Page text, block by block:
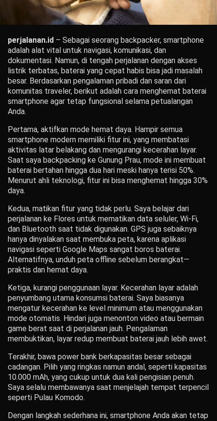
perjalanan.id – Sebagai seorang backpacker, smartphone
adalah alat vital untuk navigasi, komunikasi, dan
dokumentasi. Namun, di tengah perjalanan dengan akses
listrik terbatas, baterai yang cepat habis bisa jadi masalah
besar. Berdasarkan pengalaman pribadi dan saran dari
komunitas traveler, berikut adalah cara menghemat baterai
smartphone agar tetap fungsional selama petualangan
Anda.
Pertama, aktifkan mode hemat daya. Hampir semua
smartphone modern memiliki fitur ini, yang membatasi
aktivitas latar belakang dan mengurangi kecerahan layar.
Saat saya backpacking ke Gunung Prau, mode ini membuat
baterai bertahan hingga dua hari meski hanya terisi 50%.
Menurut ahli teknologi, fitur ini bisa menghemat hingga 30%
daya.
Kedua, matikan fitur yang tidak perlu. Saya belajar dari
perjalanan ke Flores untuk mematikan data seluler, Wi-Fi,
dan Bluetooth saat tidak digunakan. GPS juga sebaiknya
hanya dinyalakan saat membuka peta, karena aplikasi
navigasi seperti Google Maps sangat boros baterai.
Alternatifnya, unduh peta offline sebelum berangkat—
praktis dan hemat daya.
Ketiga, kurangi penggunaan layar. Kecerahan layar adalah
penyumbang utama konsumsi baterai. Saya biasanya
mengatur kecerahan ke level minimum atau menggunakan
mode otomatis. Hindari juga menonton video atau bermain
game berat saat di perjalanan jauh. Pengalaman
membuktikan, layar redup membuat baterai jauh lebih awet.
Terakhir, bawa power bank berkapasitas besar sebagai
cadangan. Pilih yang ringkas namun andal, seperti kapasitas
10.000 mAh, yang cukup untuk dua kali pengisian penuh.
Saya selalu membawanya saat menjelajah tempat terpencil
seperti Pulau Komodo.
Dengan langkah sederhana ini, smartphone Anda akan tetap